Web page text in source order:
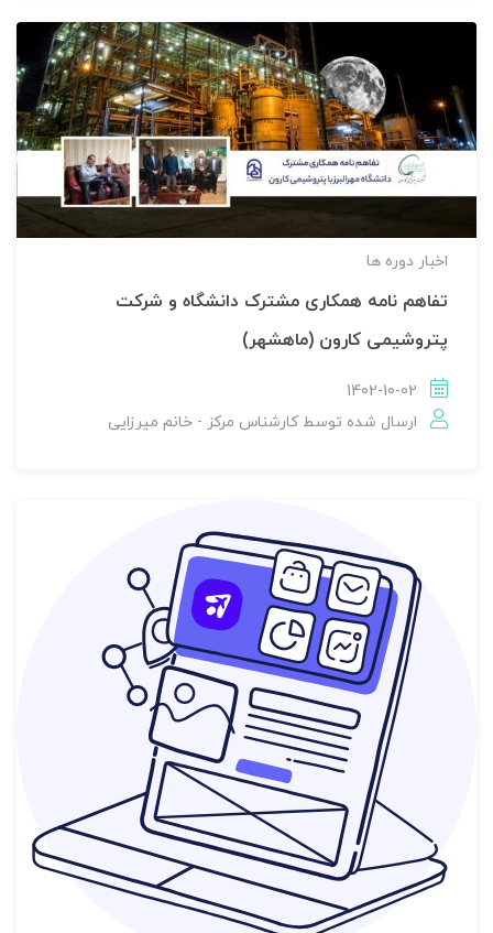
اخبار دوره ها
تفاهم نامه همکاری مشترک دانشگاه و شرکت
پتروشیمی کارون (ماهشهر)
1402-10-02
ارسال شده توسطکارشناس مرکز - خانم میرزایی